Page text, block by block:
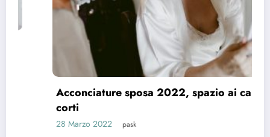
Acconciature sposa 2022, spazio ai capelli
28 Marzo 2022 pask